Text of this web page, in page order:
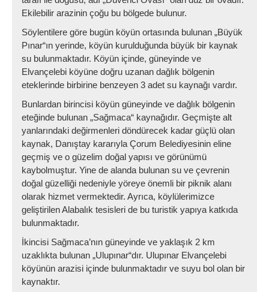
Ekilebilir arazinin çoğu bu bölgede bulunur.
Söylentilere göre bugün köyün ortasında bulunan „Büyük
Pınar“ın yerinde, köyün kurulduğunda büyük bir kaynak
su bulunmaktadır. Köyün içinde, güneyinde ve
Elvançelebi köyüne doğru uzanan dağlık bölgenin
eteklerinde birbirine benzeyen 3 adet su kaynağı vardır.
Bunlardan birincisi köyün güneyinde ve dağlık bölgenin
eteğinde bulunan „Sağmaca“ kaynağıdır. Geçmişte alt
yanlarındaki değirmenleri döndürecek kadar güçlü olan
kaynak, Danıştay kararıyla Çorum Belediyesinin eline
geçmiş ve o güzelim doğal yapısı ve görünümü
kaybolmuştur. Yine de alanda bulunan su ve çevrenin
doğal güzelliği nedeniyle yöreye önemli bir piknik alanı
olarak hizmet vermektedir. Ayrıca, köylülerimizce
geliştirilen Alabalık tesisleri de bu turistik yapıya katkıda
bulunmaktadır.
İkincisi Sağmaca’nın güneyinde ve yaklaşık 2 km
uzaklıkta bulunan „Ulupınar“dır. Ulupınar Elvançelebi
köyünün arazisi içinde bulunmaktadır ve suyu bol olan bir
kaynaktır.